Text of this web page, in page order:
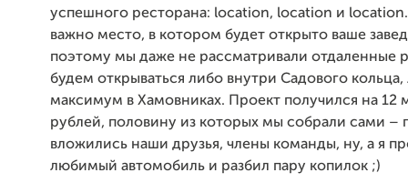
успешного ресторана: location, location и
важно место, в котором будет открыто ваше
поэтому мы даже не рассматривали отдаленные
будем открываться либо внутри Садового кольца,
максимум в Хамовниках. Проект получился на 12
рублей, половину из которых мы собрали сами –
вложились наши друзья, члены команды, ну, а я
любимый автомобиль и разбил пару копилок ;)